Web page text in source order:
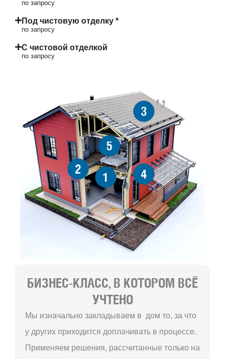
по запросу
Под чистовую отделку *
по запросу
С чистовой отделкой
по запросу
1
2
3
4
5
БИЗНЕС-КЛАСС, В КОТОРОМ ВСЁ
УЧТЕНО
Мы изначально закладываем в дом то, за что
у других приходится доплачивать в процессе.
Применяем решения, рассчитанные только на